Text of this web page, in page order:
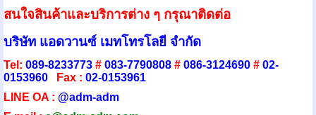
สนใจสินค้าและบริการต่าง ๆ กรุณาติดต่อ
บริษัท แอดวานซ์ เมทโทรโลยี จำกัด
Tel: 089-8233773# 083-7790808# 086-3124690# 02-
0153960Fax : 02-0153961
LINE OA : @adm-adm